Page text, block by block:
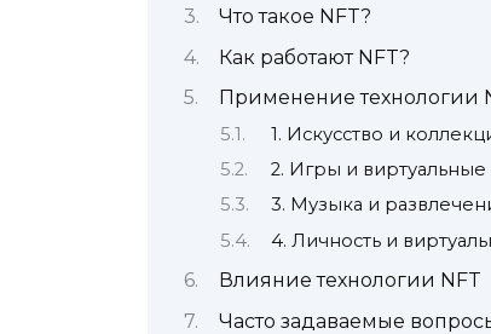
Что такое NFT?
Как работают NFT?
Применение технологии
1. Искусство и
2. Игры и виртуальные
3. Музыка и
4. Личность и
Влияние технологии NFT
Часто задаваемые